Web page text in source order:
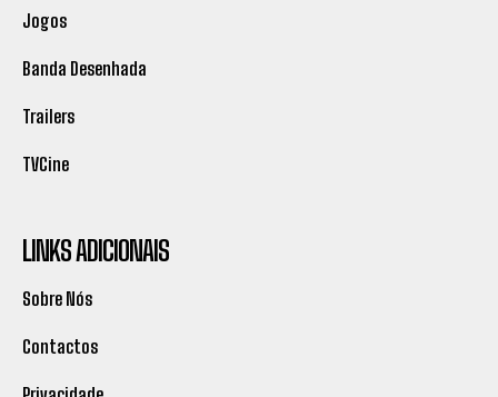
Jogos
Banda Desenhada
Trailers
TVCine
LINKS ADICIONAIS
Sobre Nós
Contactos